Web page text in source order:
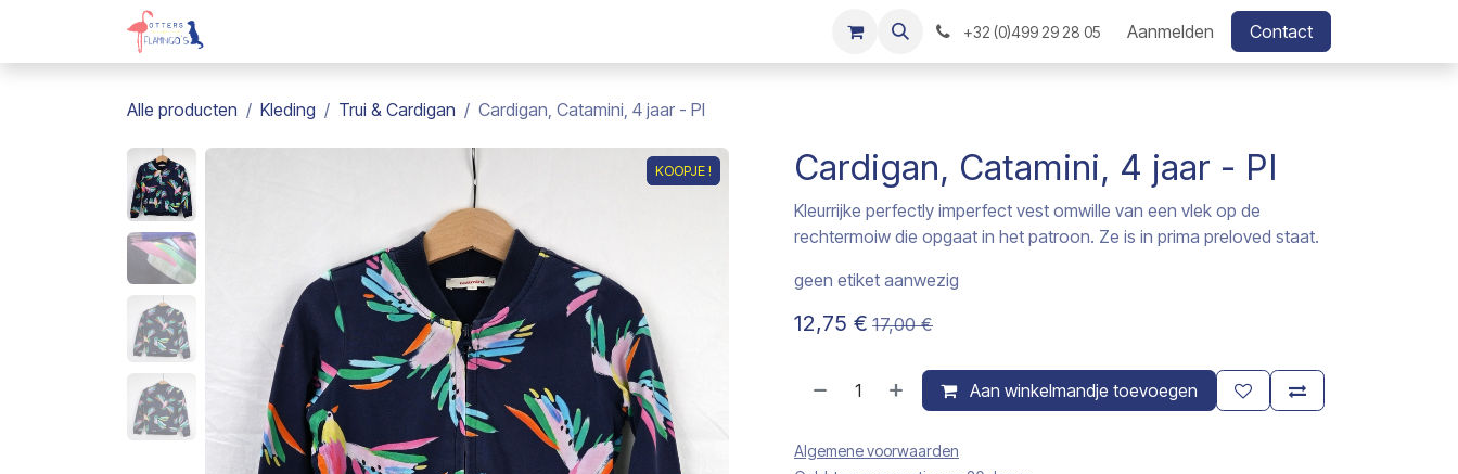
Overslaan naar inhoud
+32 (0)499 29 28 05 Aanmelden Contact
Alle producten Kleding Trui & Cardigan Cardigan, Catamini, 4 jaar - PI
KOOPJE !
KOOPJE ! Cardigan, Catamini, 4 jaar - PI
Kleurrijke perfectly imperfect vest omwille van een vlek op de
rechtermoiw die opgaat in het patroon. Ze is in prima preloved staat.
geen etiket aanwezig
12,75 € 17,00€
Aan winkelmandje toevoegen
Algemene voorwaarden